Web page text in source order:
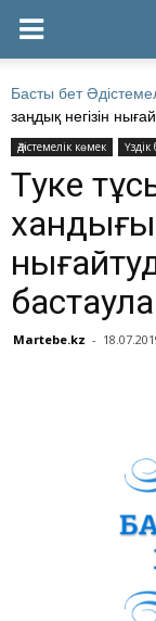
Басты бет
заңдық негізін
Әдістемелік көмек
Тәуке
Martebe.kz -